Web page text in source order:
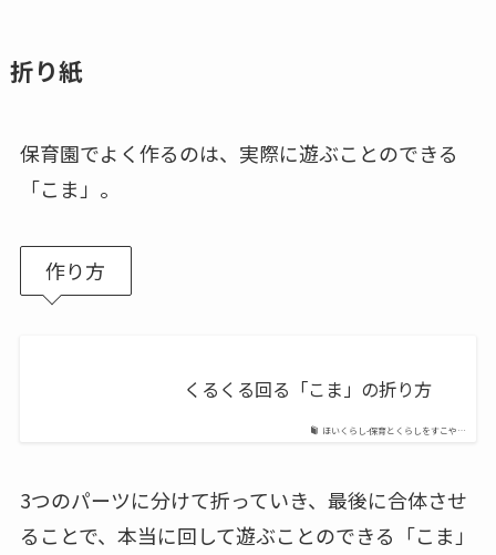
折り紙
保育園でよく作るのは、実際に遊ぶことのできる
「こま」。
作り方
ほいくらし-保育とくらしをすこや…
くるくる回る「こま」の折り方
3つのパーツに分けて折っていき、最後に合体させ
ることで、本当に回して遊ぶことのできる「こま」